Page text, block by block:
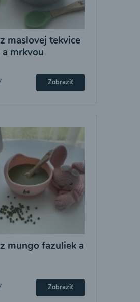
maslovej tekvice
mrkvou
Zobraziť
mungo fazuliek a
Zobraziť